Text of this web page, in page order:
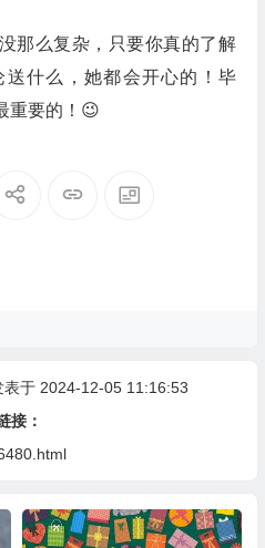
那么复杂，只要你真的了解
什么，她都会开心的！毕
重要的！😉
表于 2024-12-05 11:16:53
接：